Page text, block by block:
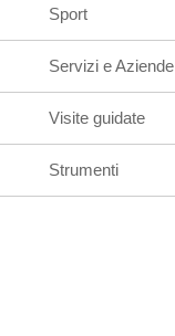
Sport
Servizi e Aziende
Visite guidate
Strumenti